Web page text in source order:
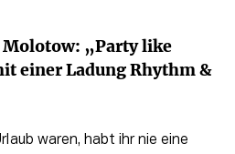
Molotow: „Party like
einer Ladung Rhythm &
waren, habt ihr nie eine